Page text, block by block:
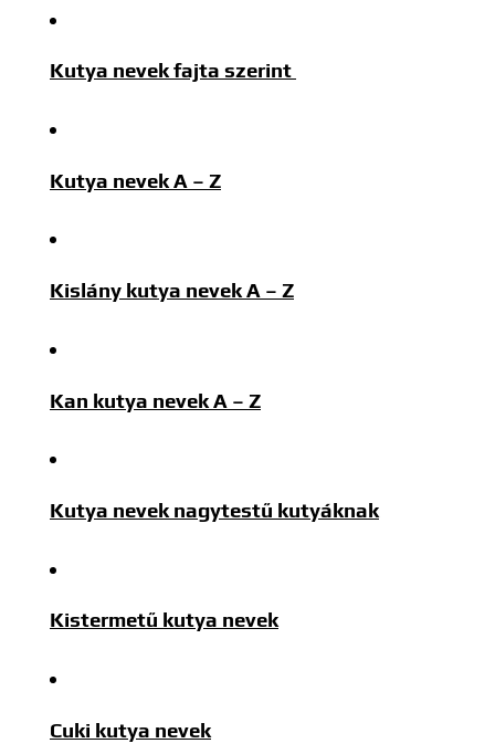
Kutya nevek fajta szerint
Kutya nevek A – Z
Kislány kutya nevek A – Z
Kan kutya nevek A – Z
Kutya nevek nagytestű kutyáknak
Kistermetű kutya nevek
Cuki kutya nevek